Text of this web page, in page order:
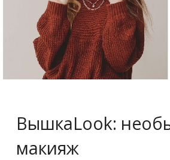
ВышкаLook:
макияж